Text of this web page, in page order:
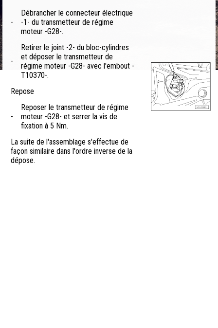
-
Débrancher le connecteur électrique
-1- du transmetteur de régime
moteur -G28-.
-
Retirer le joint -2- du bloc-cylindres
et déposer le transmetteur de
régime moteur -G28- avec l'embout -
T10370-.
Repose
-
Reposer le transmetteur de régime
moteur -G28- et serrer la vis de
fixation à 5 Nm.
La suite de l'assemblage s'effectue de
façon similaire dans l'ordre inverse de la
dépose.